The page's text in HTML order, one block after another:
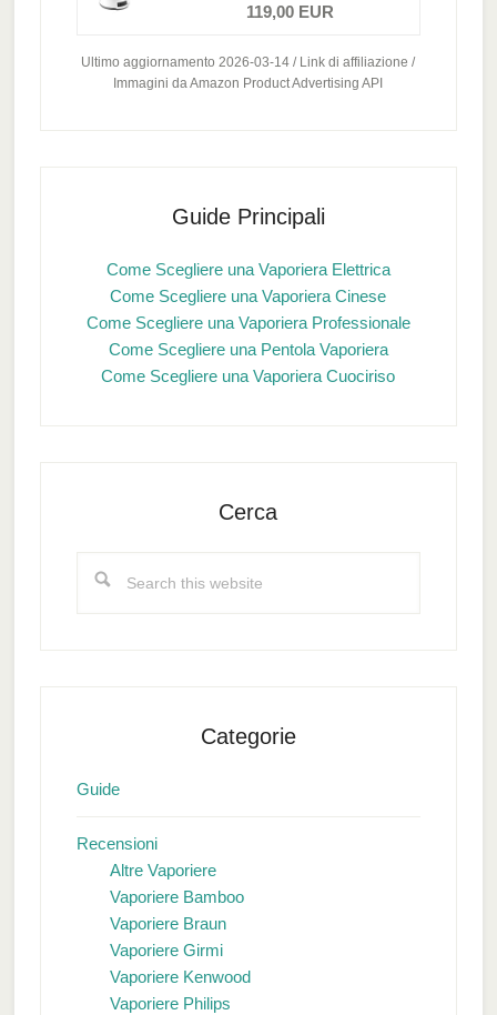
119,00 EUR
Ultimo aggiornamento 2026-03-14 / Link di affiliazione /
Immagini da Amazon Product Advertising API
Guide Principali
Come Scegliere una Vaporiera Elettrica
Come Scegliere una Vaporiera Cinese
Come Scegliere una Vaporiera Professionale
Come Scegliere una Pentola Vaporiera
Come Scegliere una Vaporiera Cuociriso
Cerca
this
Categorie
Guide
Recensioni
Altre Vaporiere
Vaporiere Bamboo
Vaporiere Braun
Vaporiere Girmi
Vaporiere Kenwood
Vaporiere Philips